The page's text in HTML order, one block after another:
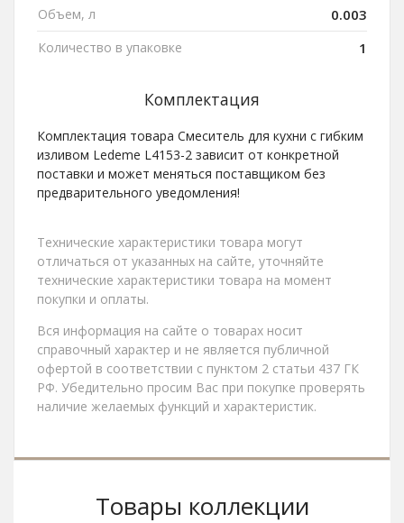
Объем, л 0.003
Количество в упаковке 1
Комплектация
Комплектация товара Смеситель для кухни с гибким
изливом Ledeme L4153-2 зависит от конкретной
поставки и может меняться поставщиком без
предварительного уведомления!
Технические характеристики товара могут
отличаться от указанных на сайте, уточняйте
технические характеристики товара на момент
покупки и оплаты.
Вся информация на сайте о товарах носит
справочный характер и не является публичной
офертой в соответствии с пунктом 2 статьи 437 ГК
РФ. Убедительно просим Вас при покупке проверять
наличие желаемых функций и характеристик.
Товары коллекции